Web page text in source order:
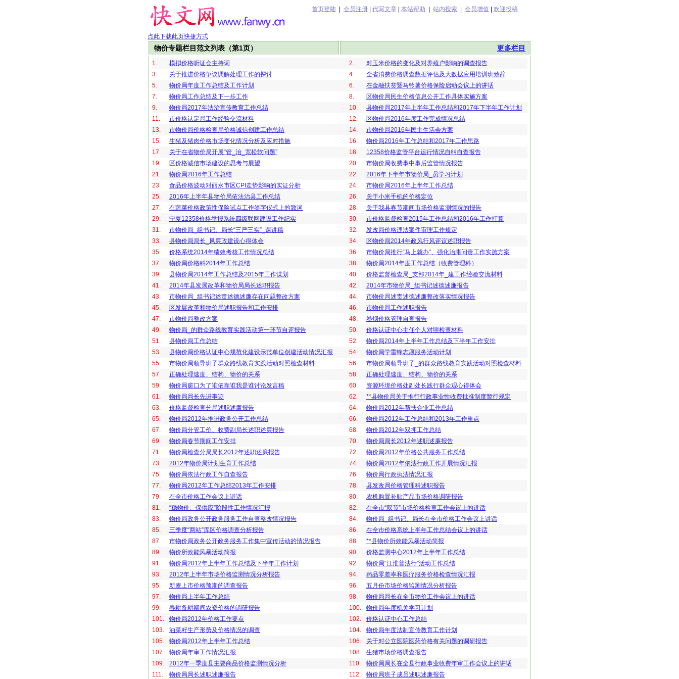
首页登陆| 会员注册| 代写文章| 本站帮助 站内搜索| 会员增值 欢迎投稿
点此下载此页快捷方式
物价专题栏目范文列表（第1页） 更多栏目
1. 模拟价格听证会主持词 2.
对玉米价格的变化及对养殖户影响的调查报告
3.
关于推进价格争议调解处理工作的探讨 4.
全省消费价格调查数据评估及大数据应用培训班致辞
5.
物价局年度工作总结及工作计划 6.
在金融扶贫暨马铃薯价格保险启动会议上的讲话
7.
物价局工作总结及下一步工作 8.
区物价局民生价格信息公开工作具体实施方案
9.
物价局2017年法治宣传教育工作总结 10.
县物价局2017年上半年工作总结和2017年下半年工作计划
11.
市价格认定局工作经验交流材料 12.
区物价局2016年度工作完成情况总结
13.
市物价局价格检查局价格诚信创建工作总结 14.
市物价局2016年民主生活会方案
15.
生猪及猪肉价格市场变化情况分析及应对措施 16.
物价局2016年工作总结和2017年工作思路
17.
关于在省物价局开展“管_治_宽松软问题” 18.
12358价格监管平台运行情况自纠自查报告
19.
区价格诚信市场建设的思考与展望 20.
市物价局收费事中事后监管情况报告
21.
物价局2016年工作总结 22.
2016年下半年市物价局_员学习计划
23.
食品价格波动对丽水市区CPI走势影响的实证分析 24.
市物价局2016年上半年工作总结
25.
2016年上半年县物价局依法治县工作总结 26.
关于小米手机的价格定位
27.
在蔬菜价格政策性保险试点工作签字仪式上的致词 28.
关于我县春节期间市场价格监测情况的报告
29.
宁夏12358价格举报系统四级联网建设工作纪实 30.
市价格监督检查2015年工作总结和2016年工作打算
31.
市物价局_组书记、局长“三严三实”_课讲稿 32.
发改局价格违法案件审理工作规定
33.
县物价局局长_风廉政建设心得体会 34.
区物价局2014年政风行风评议述职报告
35.
价格系统2014年绩效考核工作情况总结 36.
市物价局推行“马上就办”、强化治庸问责工作实施方案
37.
物价局价格科2014年工作总结 38.
物价局2014年度工作总结（收费管理科）
39.
县物价局2014年工作总结及2015年工作谋划 40.
价格监督检查局_支部2014年_建工作经验交流材料
41.
2014年县发展改革和物价局局长述职报告 42.
2014年市物价局_组书记述德述廉报告
43.
市物价局_组书记述责述德述廉存在问题整改方案 44.
市物价局述责述德述廉整改落实情况报告
45.
区发展改革和物价局述职报告和工作安排 46.
市物价局工作述职报告
47.
市物价局整改方案 48.
卷烟价格管理自查报告
49.
物价局_的群众路线教育实践活动第一环节自评报告 50.
价格认证中心主任个人对照检查材料
51.
县物价局工作总结 52.
物价局2014年上半年工作总结及下半年工作安排
53.
县物价局价格认证中心规范化建设示范单位创建活动情况汇报 54.
物价局学雷锋志愿服务活动计划
55.
市物价局领导班子群众路线教育实践活动对照检查材料 56.
市物价局领导班子_的群众路线教育实践活动对照检查材料
57.
正确处理速度、结构、物价的关系 58.
正确处理速度、结构、物价的关系
59.
物价局窗口为了谁依靠谁我是谁讨论发言稿 60.
资源环境价格处副处长践行群众观心得体会
61.
物价局局长先进事迹 62.
**县物价局关于推行行政事业性收费批准制度暂行规定
63.
价格监督检查分局述职述廉报告 64.
物价局2012年帮扶企业工作总结
65.
物价局2012年推进政务公开工作总结 66.
物价局2012年工作总结和2013年工作重点
67.
物价局分管工价、收费副局长述职述廉报告 68.
物价局2012年双拥工作总结
69.
物价局春节期间工作安排 70.
物价局局长2012年述职述廉报告
71.
物价局检查分局局长2012年述职述廉报告 72.
物价局2012年价格公共服务工作总结
73.
2012年物价局计划生育工作总结 74.
物价局2012年依法行政工作开展情况汇报
75.
物价局依法行政工作自查报告 76.
物价局行政执法情况汇报
77.
物价局2012年工作总结2013年工作安排 78.
县发改局价格管理科述职报告
79.
在全市价格工作会议上讲话 80.
农机购置补贴产品市场价格调研报告
81.
“稳物价、保供应”阶段性工作情况汇报 82.
在全市“双节”市场价格检查工作会议上的讲话
83.
物价局政务公开政务服务工作自查整改情况报告 84.
物价局_组书记、局长在全市价格工作会议上讲话
85.
三季度“两站”库区价格调查分析报告 86.
在全市价格系统上半年工作总结会议上的讲话
87.
市物价局政务公开政务服务工作集中宣传活动的情况报告 88.
**县物价所效能风暴活动简报
89.
物价所效能风暴活动简报 90.
价格监测中心2012年上半年工作总结
91.
物价局2012年上半年工作总结及下半年工作计划 92.
物价局“江淮普法行”活动工作总结
93.
2012年上半年市场价格监测情况分析报告 94.
药品零差率和医疗服务价格检查情况汇报
95.
新麦上市价格预期的调查报告 96.
五月份市场价格监测情况分析报告
97.
物价局上半年工作总结 98.
物价局局长在全市物价工作会议上的讲话
99.
春耕备耕期间农资价格的调研报告 100.
物价局年度机关学习计划
101.
物价局2012年价格工作要点 102.
价格认证中心工作总结
103.
油菜籽生产形势及价格情况的调查 104.
物价局年度法制宣传教育工作计划
105.
物价局2012年上半年工作总结 106.
关于对公立医院医药价格有关问题的调研报告
107.
物价局年审工作情况汇报 108.
生猪市场价格调查报告
109.
2012年一季度县主要商品价格监测情况分析 110.
物价局局长在全县行政事业收费年审工作会议上的讲话
111.
物价局局长述职述廉报告 112. 物价局班子成员述职述廉报告